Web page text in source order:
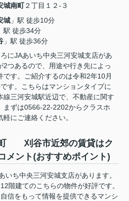
城南町２丁目１２-３
城 」駅 徒歩10分
駅 徒歩34分
」駅 徒歩36分
にJAあいち中央三河安城支店があ
2つあるので、用途や行き先によっ
です。ご紹介するのは令和2年10月
す。こちらはマンションタイプに
線三河安城駅近辺で、不動産に関す
まずは0566-22-2202からクラスホ
にご連絡ください。
町 刈谷市近郊の賃貸はク
メント(おすすめポイント)
いち中央三河安城支店があります。
階建てのこちらの物件が好評です。
信をもって情報を提供できるマンシ